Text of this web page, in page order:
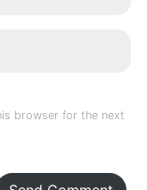
browser for the next